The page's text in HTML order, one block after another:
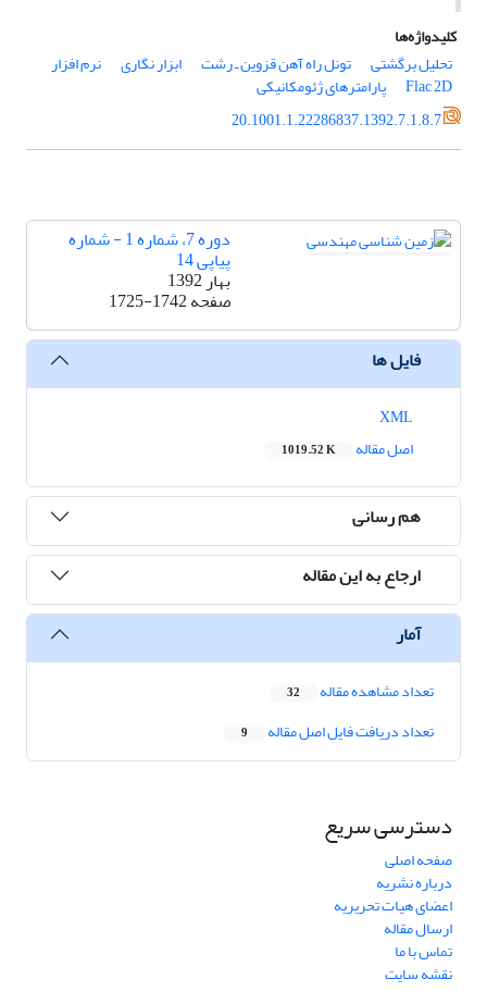
کلیدواژه‌ها
تحلیل برگشتی
تونل راه آهن قزوین ـ رشت ابزار نگاری نرم افزار
Flac 2D
پارامترهای ژئومکانیکی
20.1001.1.22286837.1392.7.1.8.7
دوره 7، شماره 1 - شماره
پیاپی 14
بهار 1392
صفحه1725-1742
فایل ها
اصل مقاله
1019.52 K
هم رسانی
ارجاع به این مقاله
آمار
تعداد مشاهده مقاله 32
تعداد دریافت فایل اصل مقاله 9
دسترسی سریع
صفحه اصلی
درباره نشریه
اعضای هیات تحریریه
ارسال مقاله
تماس با ما
نقشه سایت